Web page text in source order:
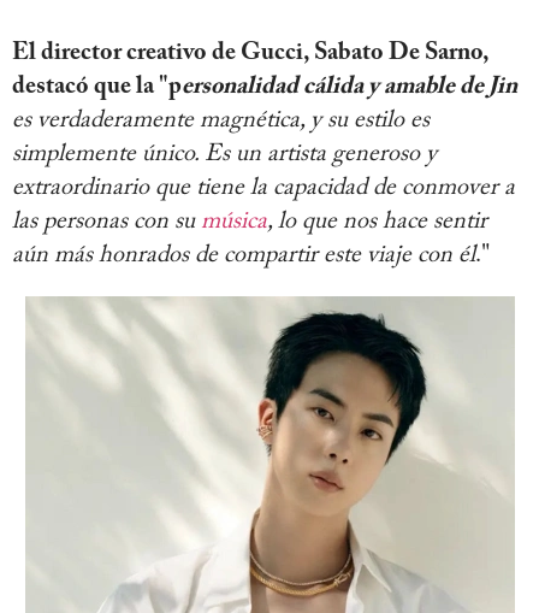
El director creativo de Gucci, Sabato De Sarno,
destacó que la "personalidad cálida y amable de Jin
es verdaderamente magnética, y su estilo es
simplemente único. Es un artista generoso y
extraordinario que tiene la capacidad de conmover a
las personas con su música, lo que nos hace sentir
aún más honrados de compartir este viaje con él."